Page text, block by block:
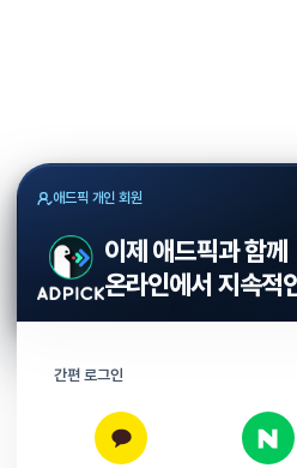
애드픽 개인 회원
이제 애드픽과 함께
온라인에서 지속적
간편 로그인